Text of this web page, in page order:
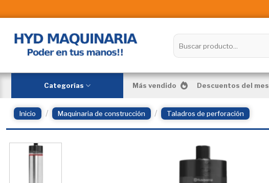
to
content
Buscar
por:
Categorías Más vendido Descuentos del mes
Inicio / Maquinaria de construcción / Taladros de perforación